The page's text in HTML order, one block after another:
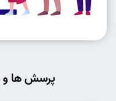
پرسش ها و